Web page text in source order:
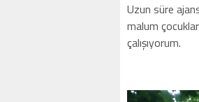
Uzun süre
malum
çalışıyorum.